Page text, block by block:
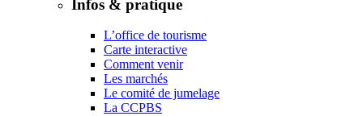
Infos & pratique
L’office de tourisme
Carte interactive
Comment venir
Les marchés
Le comité de jumelage
La CCPBS